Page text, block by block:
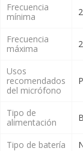
Frecuencia
mínima
Frecuencia
máxima
Usos
recomendados
del micrófono
Tipo de
alimentación
Tipo de batería